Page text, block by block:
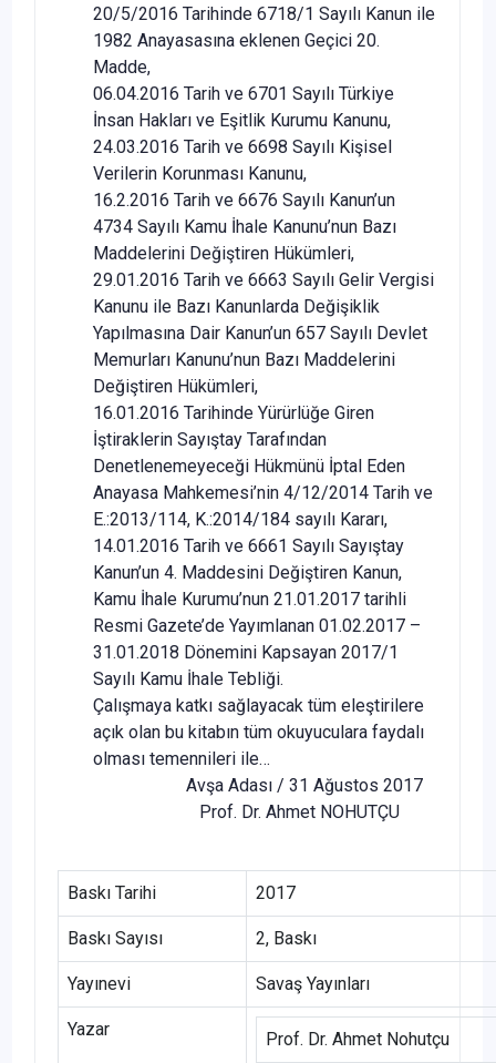
20/5/2016 Tarihinde 6718/1 Sayılı Kanun ile
1982 Anayasasına eklenen Geçici 20.
Madde,
06.04.2016 Tarih ve 6701 Sayılı Türkiye
İnsan Hakları ve Eşitlik Kurumu Kanunu,
24.03.2016 Tarih ve 6698 Sayılı Kişisel
Verilerin Korunması Kanunu,
16.2.2016 Tarih ve 6676 Sayılı Kanun’un
4734 Sayılı Kamu İhale Kanunu’nun Bazı
Maddelerini Değiştiren Hükümleri,
29.01.2016 Tarih ve 6663 Sayılı Gelir Vergisi
Kanunu ile Bazı Kanunlarda Değişiklik
Yapılmasına Dair Kanun’un 657 Sayılı Devlet
Memurları Kanunu’nun Bazı Maddelerini
Değiştiren Hükümleri,
16.01.2016 Tarihinde Yürürlüğe Giren
İştiraklerin Sayıştay Tarafından
Denetlenemeyeceği Hükmünü İptal Eden
Anayasa Mahkemesi’nin 4/12/2014 Tarih ve
E.:2013/114, K.:2014/184 sayılı Kararı,
14.01.2016 Tarih ve 6661 Sayılı Sayıştay
Kanun’un 4. Maddesini Değiştiren Kanun,
Kamu İhale Kurumu’nun 21.01.2017 tarihli
Resmi Gazete’de Yayımlanan 01.02.2017 –
31.01.2018 Dönemini Kapsayan 2017/1
Sayılı Kamu İhale Tebliği.
Çalışmaya katkı sağlayacak tüm eleştirilere
açık olan bu kitabın tüm okuyuculara faydalı
olması temennileri ile…
Avşa Adası / 31 Ağustos 2017
Prof. Dr. Ahmet NOHUTÇU
Baskı Tarihi 2017
Baskı Sayısı 2, Baskı
Yayınevi Savaş Yayınları
Yazar Prof. Dr. Ahmet Nohutçu